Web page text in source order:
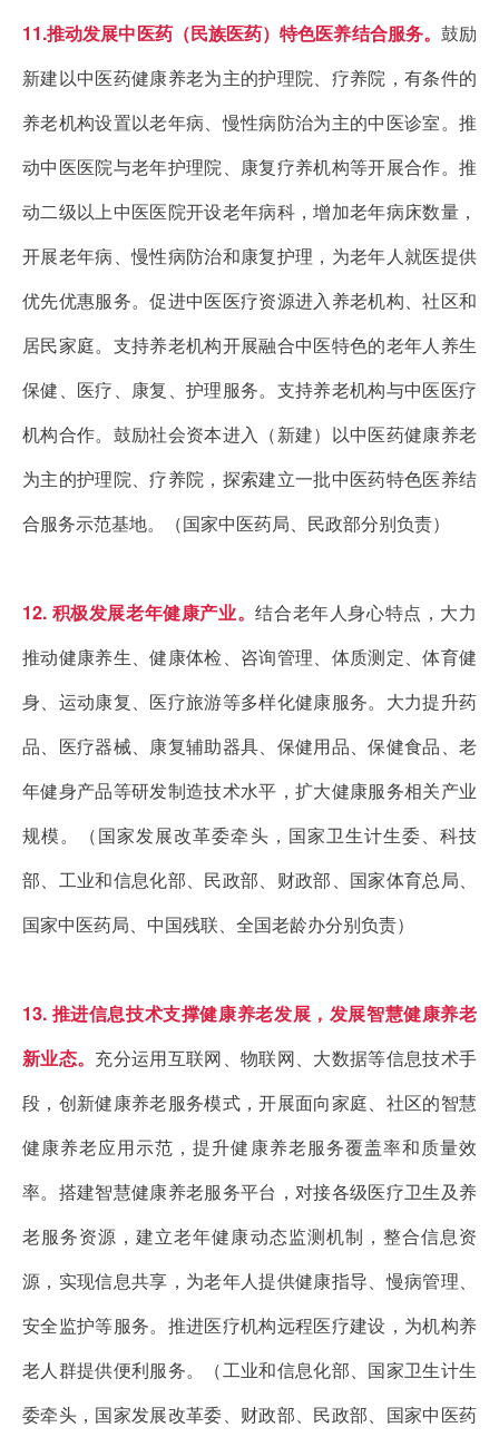
11.推动发展中医药（民族医药）特色医养结合服务。 鼓励
新建以中医药健康养老为主的护理院、疗养院，有条件的
养老机构设置以老年病、慢性病防治为主的中医诊室。推
动中医医院与老年护理院、康复疗养机构等开展合作。推
动二级以上中医医院开设老年病科，增加老年病床数量，
开展老年病、慢性病防治和康复护理，为老年人就医提供
优先优惠服务。促进中医医疗资源进入养老机构、社区和
居民家庭。支持养老机构开展融合中医特色的老年人养生
保健、医疗、康复、护理服务。支持养老机构与中医医疗
机构合作。鼓励社会资本进入（新建）以中医药健康养老
为主的护理院、疗养院，探索建立一批中医药特色医养结
合服务示范基地。（国家中医药局、民政部分别负责）
12. 积极发展老年健康产业。结合老年人身心特点，大力
推动健康养生、健康体检、咨询管理、体质测定、体育健
身、运动康复、医疗旅游等多样化健康服务。大力提升药
品、医疗器械、康复辅助器具、保健用品、保健食品、老
年健身产品等研发制造技术水平，扩大健康服务相关产业
规模。（国家发展改革委牵头，国家卫生计生委、科技
部、工业和信息化部、民政部、财政部、国家体育总局、
国家中医药局、中国残联、全国老龄办分别负责）
13. 推进信息技术支撑健康养老发展，发展智慧健康养老
新业态。 充分运用互联网、物联网、大数据等信息技术手
段，创新健康养老服务模式，开展面向家庭、社区的智慧
健康养老应用示范，提升健康养老服务覆盖率和质量效
率。搭建智慧健康养老服务平台，对接各级医疗卫生及养
老服务资源，建立老年健康动态监测机制，整合信息资
源，实现信息共享，为老年人提供健康指导、慢病管理、
安全监护等服务。推进医疗机构远程医疗建设，为机构养
老人群提供便利服务。（工业和信息化部、国家卫生计生
委牵头，国家发展改革委、财政部、民政部、国家中医药